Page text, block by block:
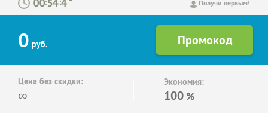
Получи первым!
: :
0 руб.
Цена без скидки:
∞
Экономия:
100 %